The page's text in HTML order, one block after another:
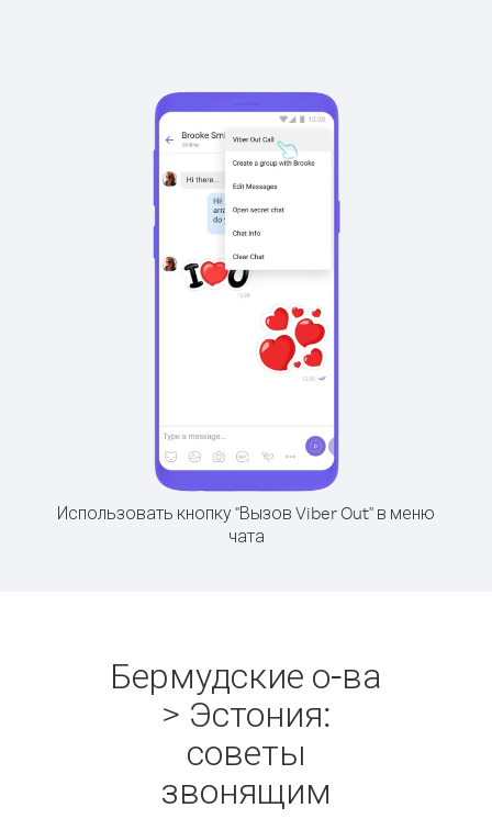
Использовать кнопку "Вызов Viber Out" в меню
чата
Бермудские о-ва
> Эстония:
советы
звонящим